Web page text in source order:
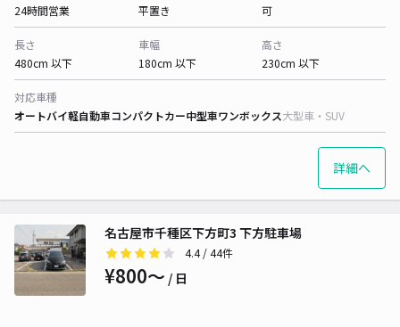
24時間営業
平置き
可
長さ
480cm 以下
車幅
180cm 以下
高さ
230cm 以下
対応車種
オートバイ軽自動車コンパクトカー中型車ワンボックス大型車・SUV
詳細へ
名古屋市千種区下方町3 下方駐車場
4.4/ 44件
¥800〜 / 日